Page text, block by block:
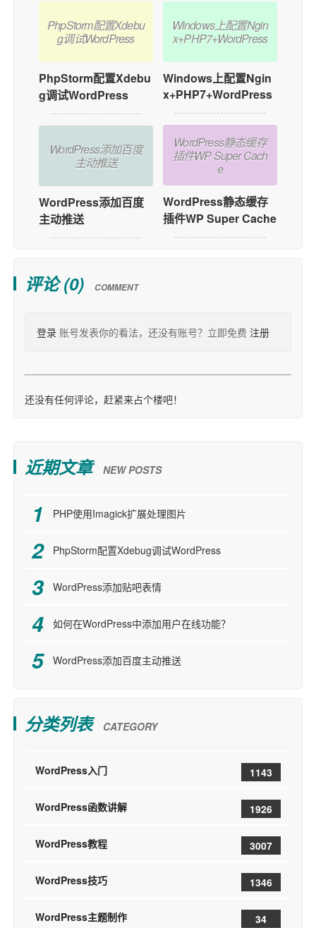
PhpStorm配置Xdebu
g调试WordPress
PhpStorm配置Xdebu
g调试WordPress
WordPress添加百度
主动推送
WordPress添加百度
主动推送
Windows上配置Ngin
x+PHP7+WordPress
Windows上配置Ngin
x+PHP7+WordPress
WordPress静态缓存
插件WP Super Cach
e
WordPress静态缓存
插件WP Super Cache
评论 (0) COMMENT
登录 账号发表你的看法，还没有账号？立即免费 注册
还没有任何评论，赶紧来占个楼吧！
近期文章 NEW POSTS
PHP使用Imagick扩展处理图片
PhpStorm配置Xdebug调试WordPress
WordPress添加贴吧表情
如何在WordPress中添加用户在线功能？
WordPress添加百度主动推送
分类列表 CATEGORY
WordPress入门 1143
WordPress函数讲解 1926
WordPress教程 3007
WordPress技巧 1346
WordPress主题制作 34